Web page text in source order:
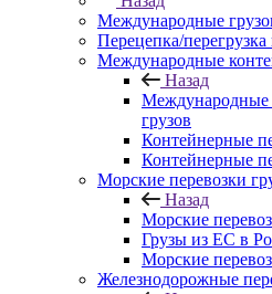
Международные
Перецепка/
Международные
Назад
Международные
грузов
Контейнерные
Контейнерные
Морские перевозки
Назад
Морские
Грузы из ЕС в
Морские
Железнодорожные